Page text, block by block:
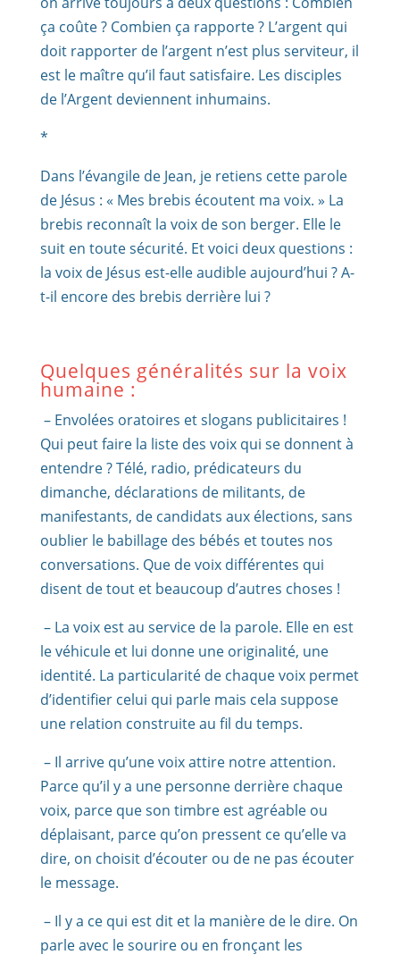
ça coûte ? Combien ça rapporte ? L’argent qui
doit rapporter de l’argent n’est plus serviteur, il
est le maître qu’il faut satisfaire. Les disciples
de l’Argent deviennent inhumains.
*
Dans l’évangile de Jean, je retiens cette parole
de Jésus : « Mes brebis écoutent ma voix. » La
brebis reconnaît la voix de son berger. Elle le
suit en toute sécurité. Et voici deux questions :
la voix de Jésus est-elle audible aujourd’hui ? A-
t-il encore des brebis derrière lui ?
Quelques généralités sur la voix
humaine :
– Envolées oratoires et slogans publicitaires !
Qui peut faire la liste des voix qui se donnent à
entendre ? Télé, radio, prédicateurs du
dimanche, déclarations de militants, de
manifestants, de candidats aux élections, sans
oublier le babillage des bébés et toutes nos
conversations. Que de voix différentes qui
disent de tout et beaucoup d’autres choses !
– La voix est au service de la parole. Elle en est
le véhicule et lui donne une originalité, une
identité. La particularité de chaque voix permet
d’identifier celui qui parle mais cela suppose
une relation construite au fil du temps.
– Il arrive qu’une voix attire notre attention.
Parce qu’il y a une personne derrière chaque
voix, parce que son timbre est agréable ou
déplaisant, parce qu’on pressent ce qu’elle va
dire, on choisit d’écouter ou de ne pas écouter
le message.
– Il y a ce qui est dit et la manière de le dire. On
parle avec le sourire ou en fronçant les